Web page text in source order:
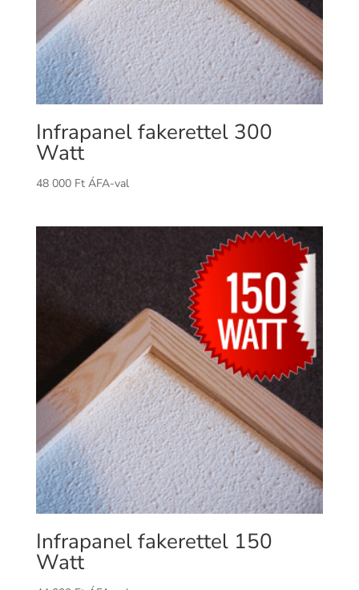
Infrapanel fakerettel 300
Watt
48 000 Ft ÁFA-val
Infrapanel fakerettel 150
Watt